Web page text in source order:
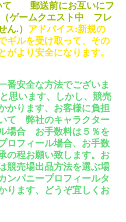
て 郵送前にお互いにフ
（ゲームクエスト中 フレ
ん.） アドバイス:新規の
ギルを受け取って、その
がより安全になります。
番安全な方法でございま
思います、しかし、競売
かります、お客様に負担
て 弊社のキャラクター
場合 お手数料は５％を
ロフィール場合、お手数
の程お願い致します。お
競売場出品方法を選ぶ場
ンパニープロフィールタ
ります、どうぞ宜しくお